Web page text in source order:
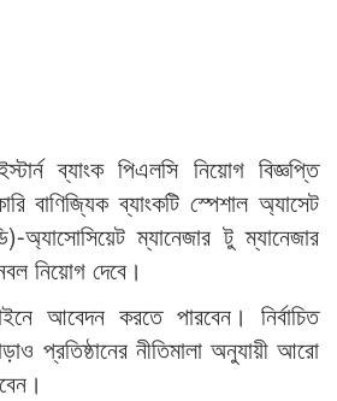
ব্যাংক পিএলসি নিয়োগ বিজ্ঞপ্তি
বাণিজ্যিক ব্যাংকটি স্পেশাল অ্যাসেট
অ্যাসোসিয়েট ম্যানেজার টু ম্যানেজার
নিয়োগ দেবে।
আবেদন করতে পারবেন। নির্বাচিত
প্রতিষ্ঠানের নীতিমালা অনুযায়ী আরো